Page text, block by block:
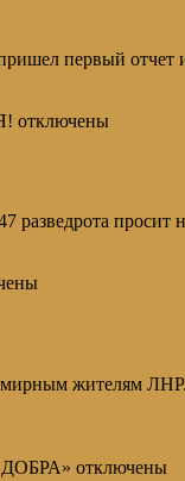
первый отчет
отключены
разведрота просит
и мирным
отключены